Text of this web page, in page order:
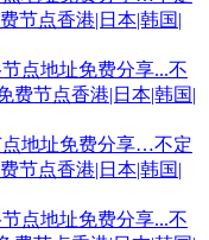
节点香港|日本|韩国|
点地址免费分享…不定
节点香港|日本|韩国|